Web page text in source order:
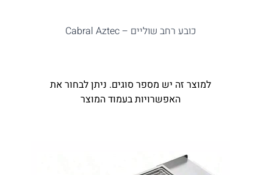
כובע רחב שוליים – Cabral Aztec
למוצר זה יש מספר סוגים. ניתן לבחור את
האפשרויות בעמוד המוצר